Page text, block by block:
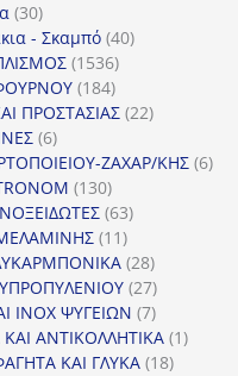
3030
προϊόντα
- Σκαμπό 4040
15361536
προϊόντα
184184
προϊόντα
ΠΡΟΣΤΑΣΙΑΣ 2222
66
προϊόνταΖΑΧΑΡ/ΚΗΣ 66
130130
προϊόντα
6363
1111
προϊόντα
2828
προϊόντα
2727
προϊόντα
INOX ΨΥΓΕΙΩΝ 77
προϊόντα
ΑΝΤΙΚΟΛΛΗΤΙΚΑ 11
ΚΑΙ ΓΛΥΚΑ 1818